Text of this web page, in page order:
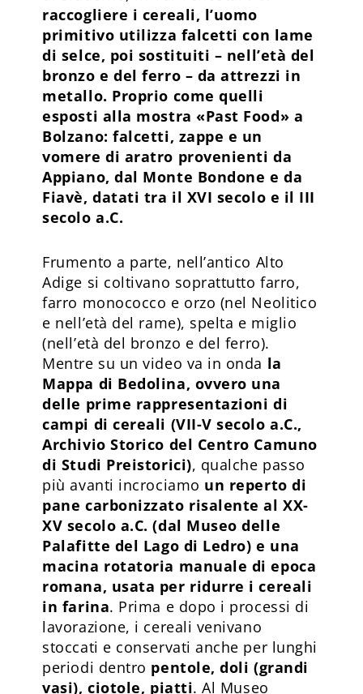
raccogliere i cereali, l’uomo
primitivo utilizza falcetti con lame
di selce, poi sostituiti – nell’età del
bronzo e del ferro – da attrezzi in
metallo. Proprio come quelli
esposti alla mostra «Past Food» a
Bolzano: falcetti, zappe e un
vomere di aratro provenienti da
Appiano, dal Monte Bondone e da
Fiavè, datati tra il XVI secolo e il III
secolo a.C.
Frumento a parte, nell’antico Alto
Adige si coltivano soprattutto farro,
farro monococco e orzo (nel Neolitico
e nell’età del rame), spelta e miglio
(nell’età del bronzo e del ferro).
Mentre su un video va in onda la
Mappa di Bedolina, ovvero una
delle prime rappresentazioni di
campi di cereali (VII-V secolo a.C.,
Archivio Storico del Centro Camuno
di Studi Preistorici), qualche passo
più avanti incrociamo un reperto di
pane carbonizzato risalente al XX-
XV secolo a.C. (dal Museo delle
Palafitte del Lago di Ledro) e una
macina rotatoria manuale di epoca
romana, usata per ridurre i cereali
in farina. Prima e dopo i processi di
lavorazione, i cereali venivano
stoccati e conservati anche per lunghi
periodi dentro pentole, doli (grandi
vasi), ciotole, piatti. Al Museo